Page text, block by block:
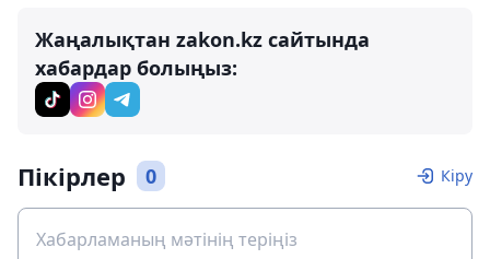
Жаңалықтан zakon.kz сайтында
хабардар болыңыз:
Пікірлер 0 Кіру